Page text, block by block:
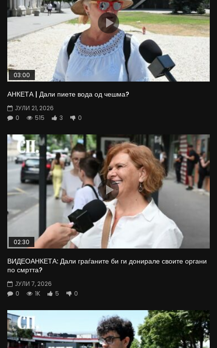
03:00
АНКЕТА | Дали пиете вода од чешма?
ЈУЛИ 21, 2026
0
515 3 0
02:30
ВИДЕОАНКЕТА: Дали граѓаните би ги донирале своите органи
по смртта?
ЈУЛИ 7, 2026
0
1K 5 0